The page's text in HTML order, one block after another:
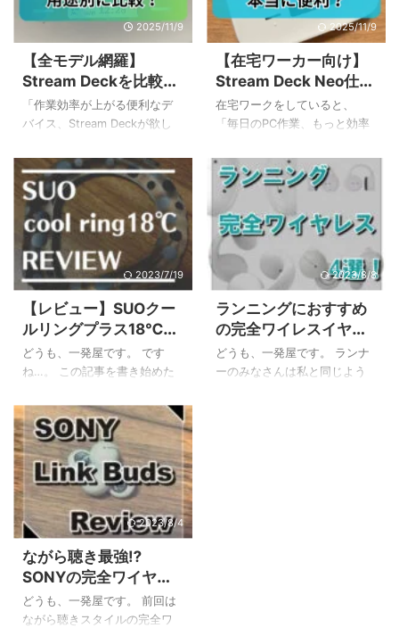
2025/11/9
【全モデル網羅】
Stream Deckを比較！
新旧モデルから用途別
で最適な一台を選ぶ
「作業効率が上がる便利なデ
バイス、Stream Deckが欲し
どれを選べばいいのか分から
ない…」と感じていませんか？
多機能なモデルからコンパク
トなモデルまで様々で、自分
に合う一台を見つけるのは大
変ですよね。Stream Deckの比
較をしているけれど、結局決
め手に欠ける、という方も多
いのではないでしょうか。 私
もStream Deck Neoを購入す
る前はちょっと悩みました…。
この記事では、そんなお悩み
Stream Deckの全モデルを徹底
的に比較し、後 ...
2025/11/9
【在宅ワーカー向け】
Stream Deck Neo仕事
術レビュー！本当に便
利？
在宅ワークをしていると、
「毎日のPC作業、もっと効率
こと、ありますよね。チャッ
トツールの起動、定型文の入
など、一つひとつは小さくて
も積み重なると大きな手間に
なります。 この記事では、そ
んなみなさんのために、
stream deck neoを仕事で活用
して、日々の作業を劇的に快
適にする方法を徹底解説しま
す！ この記事を読むことで、
以下のことが分かりますよ。
2023/7/19
【レビュー】SUOクー
ルリングプラス18℃の
サイズ感・持続時間・
おすすめ用途
どうも、一発屋です。 です
ね…。 この記事を書き始めた
35℃越えの猛暑日連発で溶け
そうな日々を送っていまし
た。 私はそんな暑い中でも長
時間ランニングをしてしまう
愚か者で、前々から熱中症対
策のためのグッズを仕込んで
いました。 連日の猛暑でテレ
ビでも紹介された『SUOクー
ルリング18℃(SUOクールリン
グプラス18℃)』です。 という
わけで今回の記事ではSUOク
ールリング18℃についてサイ
2023/8/8
ランニングにおすすめ
の完全ワイレスイヤホ
ン4選！ながら聴きタ
イプが超オススメ！
どうも、一発屋です。 ランナ
ーのみなさんは私と同じよう
2023/8/4
ながら聴き最強⁉
SONYの完全ワイヤレ
スイヤホン『Link
Buds』の超徹底レビュ
どうも、一発屋です。 前回は
ながら聴きスタイルの完全ワ